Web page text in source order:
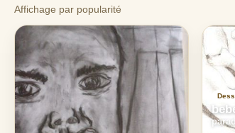
Affichage par popularité